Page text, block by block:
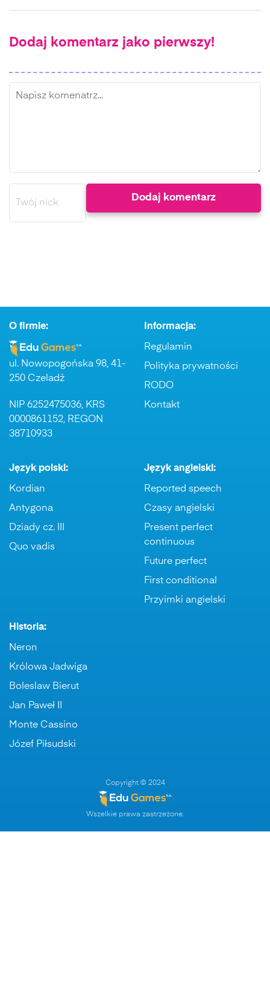
Dodaj komentarz jako pierwszy!
O firmie:
ul. Nowopogońska 98, 41-
250 Czeladź
NIP 6252475036, KRS
0000861152, REGON
38710933
Informacja:
Regulamin
Polityka prywatności
RODO
Kontakt
Język polski:
Kordian
Antygona
Dziady cz. III
Quo vadis
Język angielski:
Reported speech
Czasy angielski
Present perfect
continuous
Future perfect
First conditional
Przyimki angielski
Historia:
Neron
Królowa Jadwiga
Boleslaw Bierut
Jan Paweł II
Monte Cassino
Józef Piłsudski
Copyright © 2024
Wszelkie prawa zastrzeżone.